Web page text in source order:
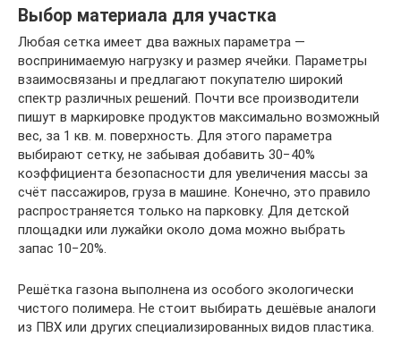
Выбор материала для участка
Любая сетка имеет два важных параметра —
воспринимаемую нагрузку и размер ячейки. Параметры
взаимосвязаны и предлагают покупателю широкий
спектр различных решений. Почти все производители
пишут в маркировке продуктов максимально возможный
вес, за 1 кв. м. поверхность. Для этого параметра
выбирают сетку, не забывая добавить 30−40%
коэффициента безопасности для увеличения массы за
счёт пассажиров, груза в машине. Конечно, это правило
распространяется только на парковку. Для детской
площадки или лужайки около дома можно выбрать
запас 10−20%.
Решётка газона выполнена из особого экологически
чистого полимера. Не стоит выбирать дешёвые аналоги
из ПВХ или других специализированных видов пластика.